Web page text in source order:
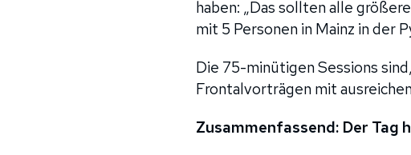
haben: „Das sollten alle
mit 5 Personen in Mainz in der
Die 75-minütigen Sessions
Frontalvorträgen mit
Zusammenfassend: Der Tag